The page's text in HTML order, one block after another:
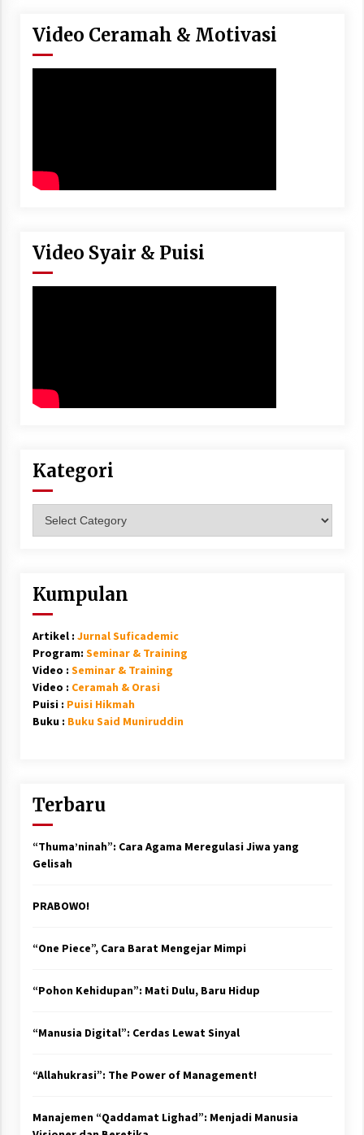
Video Ceramah & Motivasi
Video Syair & Puisi
Kategori
Kumpulan
Artikel : Jurnal Suficademic
Program: Seminar & Training
Video : Seminar & Training
Video : Ceramah & Orasi
Puisi : Puisi Hikmah
Buku : Buku Said Muniruddin
Terbaru
“Thuma’ninah”: Cara Agama Meregulasi Jiwa yang
Gelisah
PRABOWO!
“One Piece”, Cara Barat Mengejar Mimpi
“Pohon Kehidupan”: Mati Dulu, Baru Hidup
“Manusia Digital”: Cerdas Lewat Sinyal
“Allahukrasi”: The Power of Management!
Manajemen “Qaddamat Lighad”: Menjadi Manusia